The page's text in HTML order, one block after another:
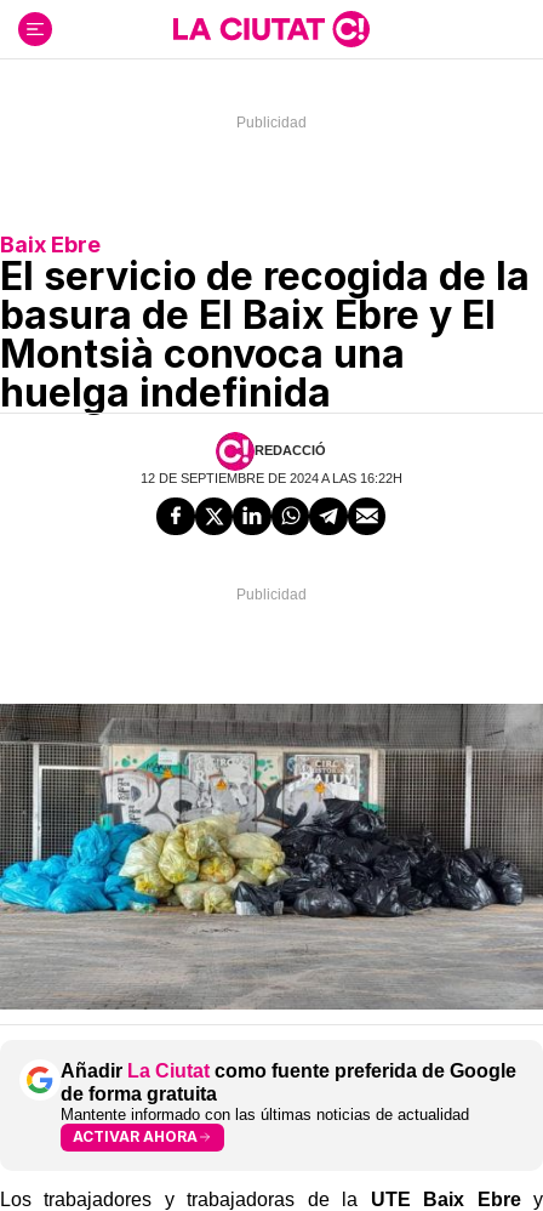
contenido
Baix Ebre
El servicio de recogida de la
basura de El Baix Ebre y El
Montsià convoca una
huelga indefinida
REDACCIÓ
12 DE SEPTIEMBRE DE 2024 A LAS 16:22H
Añadir La Ciutat como fuente preferida de Google
de forma gratuita
Mantente informado con las últimas noticias de actualidad
ACTIVAR AHORA
Los trabajadores y trabajadoras de la UTE Baix Ebre y